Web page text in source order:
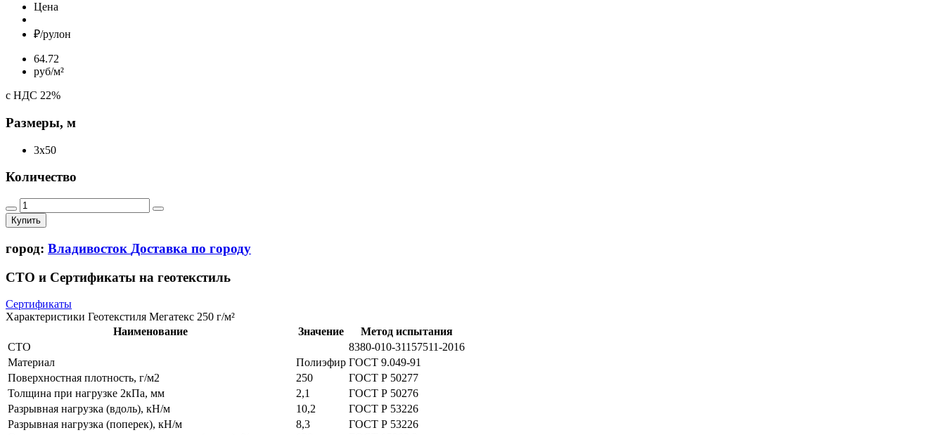
Цена
₽/рулон
64.72
руб/м²
с НДС 22%
Размеры, м
3x50
Количество
Купить
город: Владивосток Доставка по городу
СТО и Сертификаты на геотекстиль
Сертификаты
Характеристики Геотекстиля Мегатекс 250 г/м²
Наименование
Значение
Метод испытания
СТО
8380-010-31157511-2016
Материал
Полиэфир ГОСТ 9.049-91
Поверхностная плотность, г/м2
250
ГОСТ Р 50277
Толщина при нагрузке 2кПа, мм
2,1
ГОСТ Р 50276
Разрывная нагрузка (вдоль), кН/м
10,2
ГОСТ Р 53226
Разрывная нагрузка (поперек), кН/м
8,3
ГОСТ Р 53226